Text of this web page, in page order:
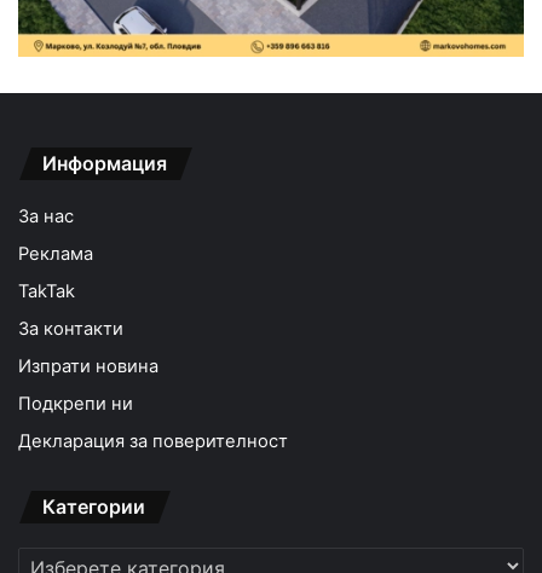
Информация
За нас
Реклама
TakTak
За контакти
Изпрати новина
Подкрепи ни
Декларация за поверителност
Категории
Категории